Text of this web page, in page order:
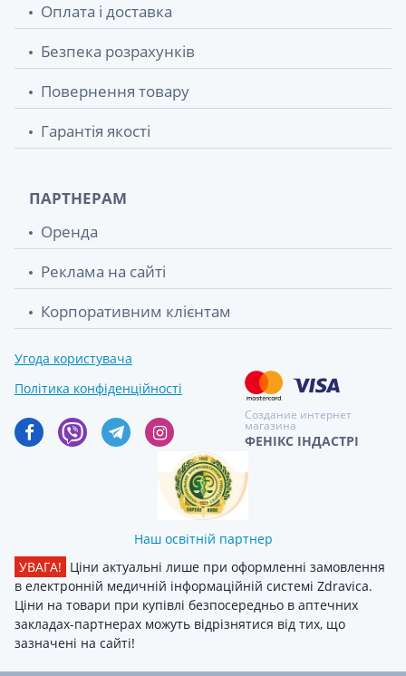
Оплата і доставка
Безпека розрахунків
Повернення товару
Гарантія якості
ПАРТНЕРАМ
Оренда
Реклама на сайті
Корпоративним клієнтам
Угода користувача
Політика конфіденційності
Создание интернет
магазина
ФЕНІКС ІНДАСТРІ
Наш освітній партнер
УВАГА! Ціни актуальні лише при оформленні замовлення
в електронній медичній інформаційній системі Zdravica.
Ціни на товари при купівлі безпосередньо в аптечних
закладах-партнерах можуть відрізнятися від тих, що
зазначені на сайті!